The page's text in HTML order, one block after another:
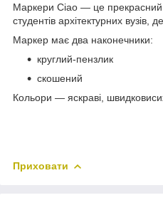
Маркери Ciao — це прекрасний
студентів архітектурних вузів,
Маркер має два наконечники:
круглий-пензлик
скошений
Кольори — яскраві,
Приховати